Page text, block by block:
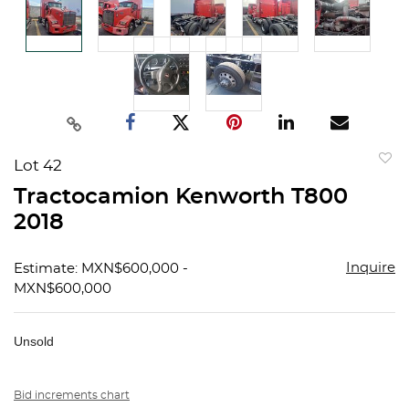
Lot 42
Tractocamion Kenworth T800
2018
Estimate: MXN$600,000 -
MXN$600,000
Inquire
Unsold
Bid increments chart